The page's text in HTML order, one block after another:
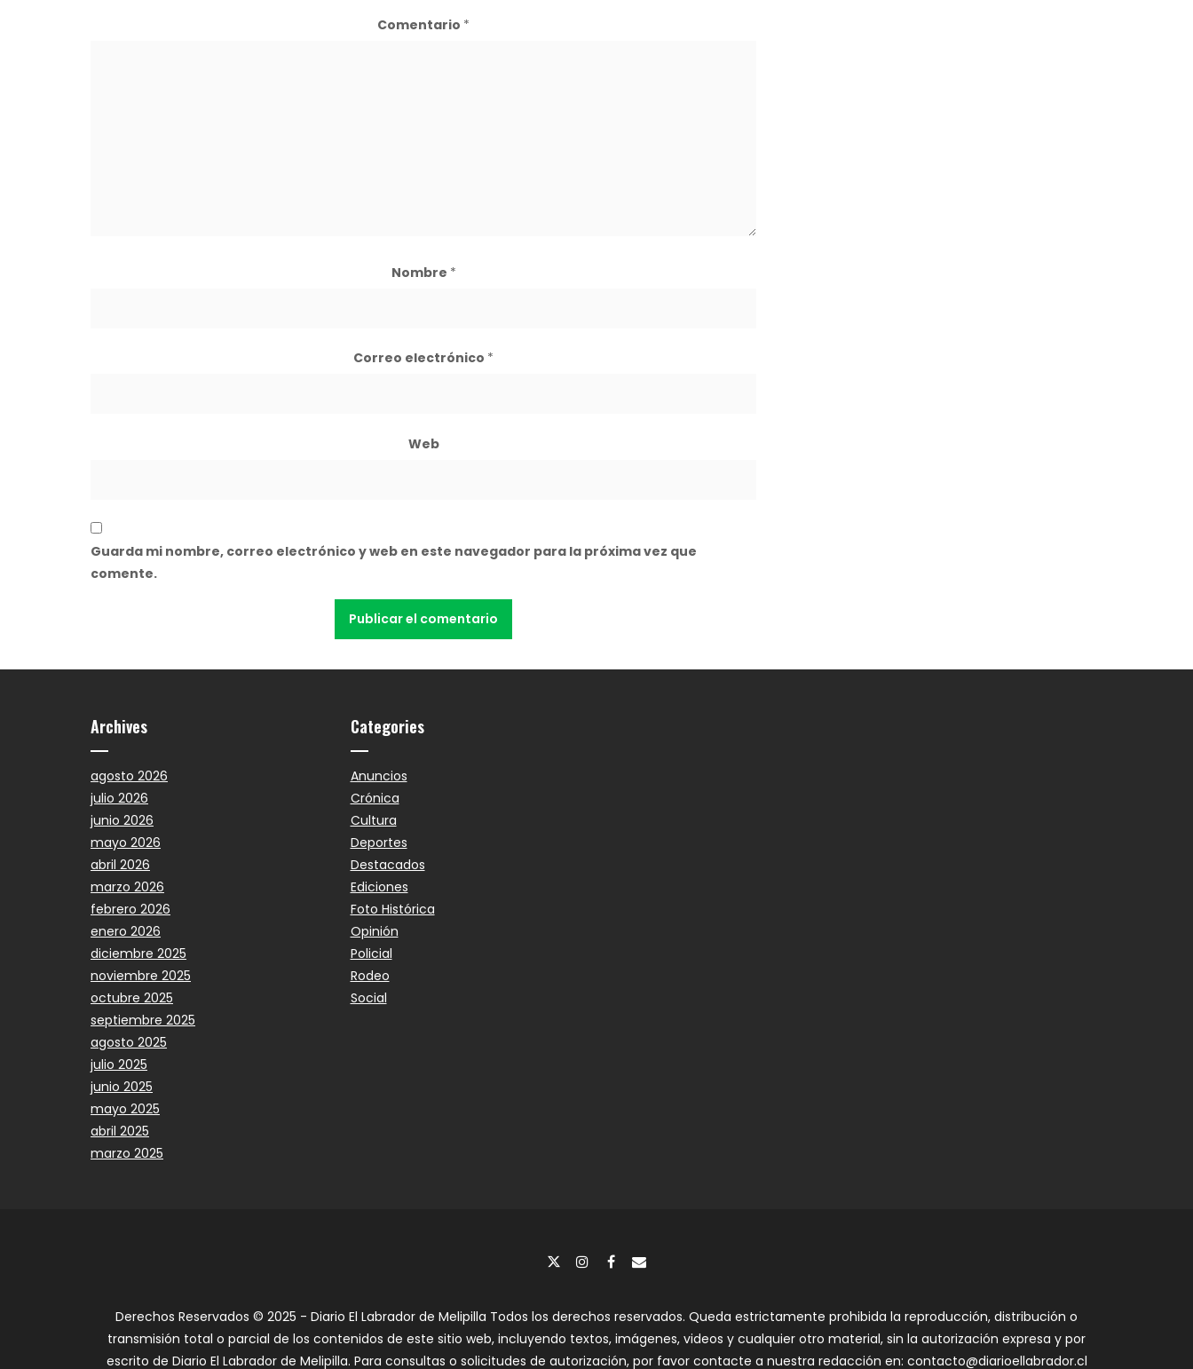
Comentario *
Nombre *
Correo electrónico *
Web
Guarda mi nombre, correo electrónico y web en este navegador para la próxima vez que
comente.
Archives
agosto 2026
julio 2026
junio 2026
mayo 2026
abril 2026
marzo 2026
febrero 2026
enero 2026
diciembre 2025
noviembre 2025
octubre 2025
septiembre 2025
agosto 2025
julio 2025
junio 2025
mayo 2025
abril 2025
marzo 2025
Categories
Anuncios
Crónica
Cultura
Deportes
Destacados
Ediciones
Foto Histórica
Opinión
Policial
Rodeo
Social
Derechos Reservados © 2025 - Diario El Labrador de Melipilla Todos los derechos reservados. Queda estrictamente prohibida la reproducción, distribución o
transmisión total o parcial de los contenidos de este sitio web, incluyendo textos, imágenes, videos y cualquier otro material, sin la autorización expresa y por
escrito de Diario El Labrador de Melipilla. Para consultas o solicitudes de autorización, por favor contacte a nuestra redacción en: contacto@diarioellabrador.cl